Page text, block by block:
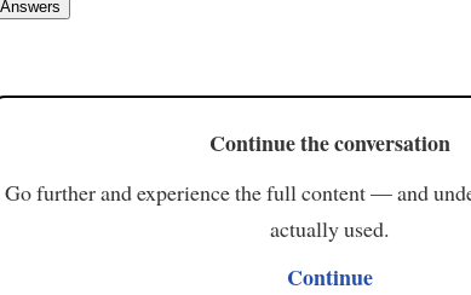
Continue the conversation
Go further and experience the full content — and
actually used.
Continue